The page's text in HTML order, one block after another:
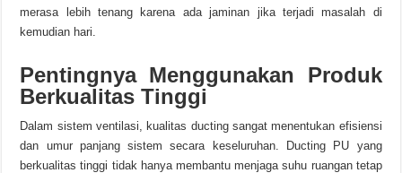
merasa lebih tenang karena ada jaminan jika terjadi masalah di
kemudian hari.
Pentingnya Menggunakan Produk
Berkualitas Tinggi
Dalam sistem ventilasi, kualitas ducting sangat menentukan efisiensi
dan umur panjang sistem secara keseluruhan. Ducting PU yang
berkualitas tinggi tidak hanya membantu menjaga suhu ruangan tetap